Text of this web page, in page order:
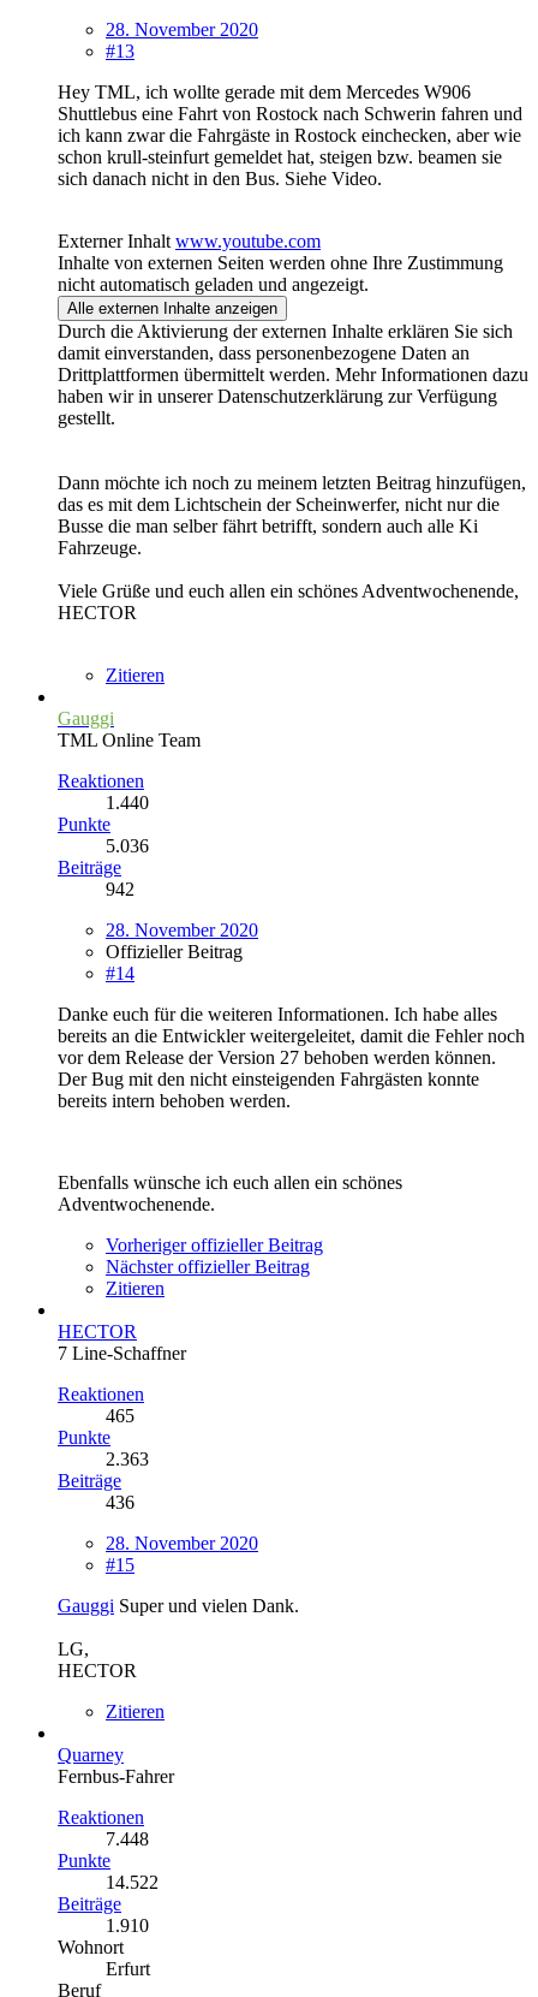
28. November 2020
#13
Hey TML, ich wollte gerade mit dem Mercedes W906
Shuttlebus eine Fahrt von Rostock nach Schwerin fahren und
ich kann zwar die Fahrgäste in Rostock einchecken, aber wie
schon krull-steinfurt gemeldet hat, steigen bzw. beamen sie
sich danach nicht in den Bus. Siehe Video.
Externer Inhalt www.youtube.com
Inhalte von externen Seiten werden ohne Ihre Zustimmung
nicht automatisch geladen und angezeigt.
Alle externen Inhalte anzeigen
Durch die Aktivierung der externen Inhalte erklären Sie sich
damit einverstanden, dass personenbezogene Daten an
Drittplattformen übermittelt werden. Mehr Informationen dazu
haben wir in unserer Datenschutzerklärung zur Verfügung
gestellt.
Dann möchte ich noch zu meinem letzten Beitrag hinzufügen,
das es mit dem Lichtschein der Scheinwerfer, nicht nur die
Busse die man selber fährt betrifft, sondern auch alle Ki
Fahrzeuge.
Viele Grüße und euch allen ein schönes Adventwochenende,
HECTOR
Zitieren
Gauggi
TML Online Team
Reaktionen
1.440
Punkte
5.036
Beiträge
942
28. November 2020
Offizieller Beitrag
#14
Danke euch für die weiteren Informationen. Ich habe alles
bereits an die Entwickler weitergeleitet, damit die Fehler noch
vor dem Release der Version 27 behoben werden können.
Der Bug mit den nicht einsteigenden Fahrgästen konnte
bereits intern behoben werden.
Ebenfalls wünsche ich euch allen ein schönes
Adventwochenende.
Vorheriger offizieller Beitrag
Nächster offizieller Beitrag
Zitieren
HECTOR
7 Line-Schaffner
Reaktionen
465
Punkte
2.363
Beiträge
436
28. November 2020
#15
Gauggi Super und vielen Dank.
LG,
HECTOR
Zitieren
Quarney
Fernbus-Fahrer
Reaktionen
7.448
Punkte
14.522
Beiträge
1.910
Wohnort
Erfurt
Beruf